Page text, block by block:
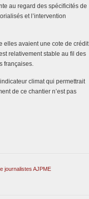
au regard des spécificités de
et l’intervention
elles avaient une cote de crédit
relativement stable au fil des
françaises.
climat qui permettrait
de ce chantier n’est pas
journalistes AJPME